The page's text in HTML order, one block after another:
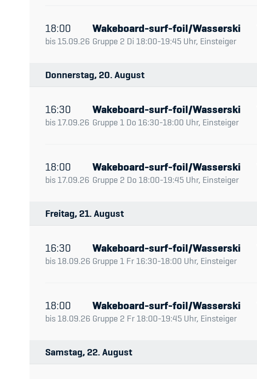
18:00
bis 15.09.26
Wakeboard-surf-foil/Wasserski
Gruppe 2 Di 18:00-19:45 Uhr, Einsteiger
Donnerstag 20 August
16:30
bis 17.09.26
Wakeboard-surf-foil/Wasserski
Gruppe 1 Do 16:30-18:00 Uhr, Einsteiger
18:00
bis 17.09.26
Wakeboard-surf-foil/Wasserski
Gruppe 2 Do 18:00-19:45 Uhr, Einsteiger
Freitag 21 August
16:30
bis 18.09.26
Wakeboard-surf-foil/Wasserski
Gruppe 1 Fr 16:30-18:00 Uhr, Einsteiger
18:00
bis 18.09.26
Wakeboard-surf-foil/Wasserski
Gruppe 2 Fr 18:00-19:45 Uhr, Einsteiger
Samstag 22 August